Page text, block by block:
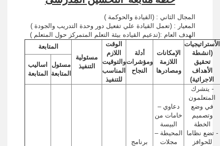
المجال الثاني : (القيادة والحوكمة )
المعيار : (تعمل القيادة علي تفعيل دور وحدة التدريب والجودة )
الهدف العام :(تدعيم القياده بيئة التعلم المتمركز حول المتعلم )
الأستراتيجيات
(انشطة
تحقيق
الأهداف
الاجرائية)
الإمكانات
اللازمة
ومصادرها
أدلة
ومؤشرات
النجاح
الوقت
اللازم
والتوقيت
المناسب
للتنفيذ
مسئولية
التنفيذ
المتابعة
مسئول
المتابعة
اساليب
المتابعة
- يتشرك
المتعلمون
في وضع
وتصميم
الخطة
- تضع نظاما
للحوافز
دعاوي –
خامات من
البيسة
المحيطة –
مجلات
برنامج